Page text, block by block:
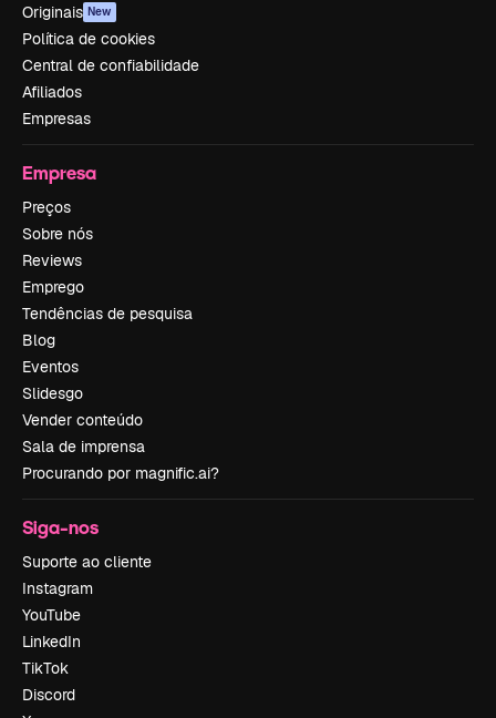
Originais New
Política de cookies
Central de confiabilidade
Afiliados
Empresas
Empresa
Preços
Sobre nós
Reviews
Emprego
Tendências de pesquisa
Blog
Eventos
Slidesgo
Vender conteúdo
Sala de imprensa
Procurando por magnific.ai?
Siga-nos
Suporte ao cliente
Instagram
YouTube
LinkedIn
TikTok
Discord